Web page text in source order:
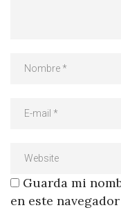
Guarda mi
en este